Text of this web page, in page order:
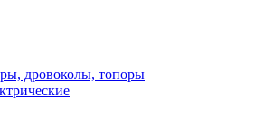
дровоколы, топоры